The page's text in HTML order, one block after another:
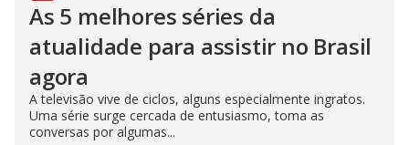
As 5 melhores séries da
atualidade para assistir no Brasil
agora
A televisão vive de ciclos, alguns especialmente ingratos.
Uma série surge cercada de entusiasmo, toma as
conversas por algumas...